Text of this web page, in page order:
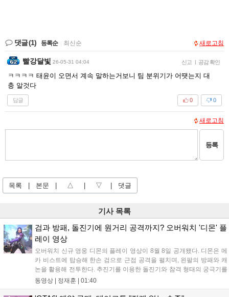
댓글(1) 등록순 최신순 새로고침
빨강달빛 26-05-31 04:04 신고 | 공감 확인
ㅋㅋㅋㅋ 태윤이 오면서 계속 말하는거보니 팀 분위기가 어땟는지 대
충 알것다
답글 0
0
새로고침
등록
목록 | 본문 | △ | ▽ | 댓글
기사 목록
검과 방패, 돌진기에 원거리 공격까지? 오버워치 '디몬' 플
레이 영상
오버워치 신규 영웅 디몬의 플레이 영상이 8월 8일 공개됐다. 디몬은 메
카 비스트에 탑승해 한손 검으로 근접 공격을 펼치며, 왼팔의 방패와 캐
논을 활용해 전투한다. 추진기를 이용한 돌진기와 참격 형태의 궁극기를
보유했고, 메카 파괴 시 맨몸으로 기관총을 사용하는 특징이 있다. 디몬
동영상 | 정재훈 | 01:40